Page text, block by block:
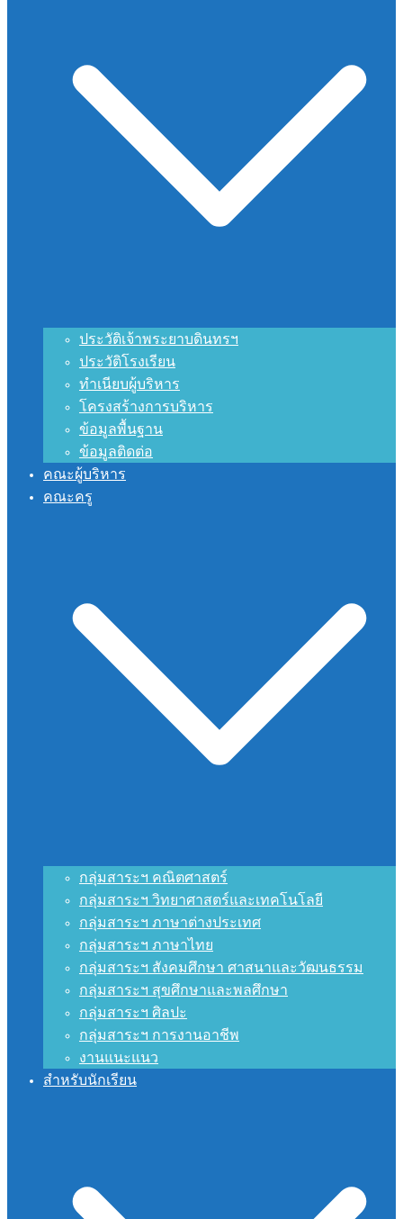
ประวัติเจ้าพระยาบดินทรฯ
ประวัติโรงเรียน
ทำเนียบผู้บริหาร
โครงสร้างการบริหาร
ข้อมูลพื้นฐาน
ข้อมูลติดต่อ
คณะผู้บริหาร
คณะครู
กลุ่มสาระฯ คณิตศาสตร์
กลุ่มสาระฯ วิทยาศาสตร์และเทคโนโลยี
กลุ่มสาระฯ ภาษาต่างประเทศ
กลุ่มสาระฯ ภาษาไทย
กลุ่มสาระฯ สังคมศึกษา ศาสนาและวัฒนธรรม
กลุ่มสาระฯ สุขศึกษาและพลศึกษา
กลุ่มสาระฯ ศิลปะ
กลุ่มสาระฯ การงานอาชีพ
งานแนะแนว
สำหรับนักเรียน